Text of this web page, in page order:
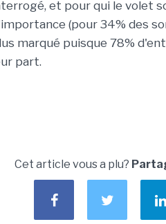
et pour qui le volet
(pour 34% des
marqué puisque 78%
part.
Cet article vous a plu?